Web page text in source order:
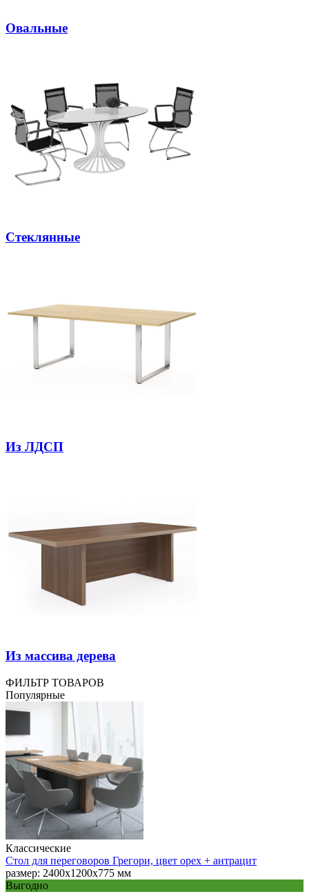
Овальные
Стеклянные
Из ЛДСП
Из массива дерева
ФИЛЬТР ТОВАРОВ
Популярные
Классические
Стол для переговоров Грегори, цвет орех + антрацит
размер: 2400х1200х775 мм
Выгодно